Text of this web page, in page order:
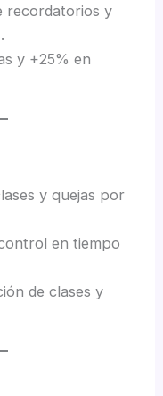
recordatorios y
y +25% en
y quejas por
en tiempo
de clases y